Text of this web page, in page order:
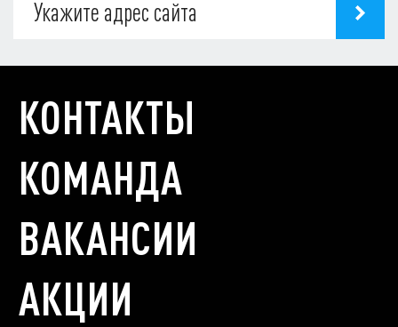
КОНТАКТЫ
КОМАНДА
ВАКАНСИИ
АКЦИИ